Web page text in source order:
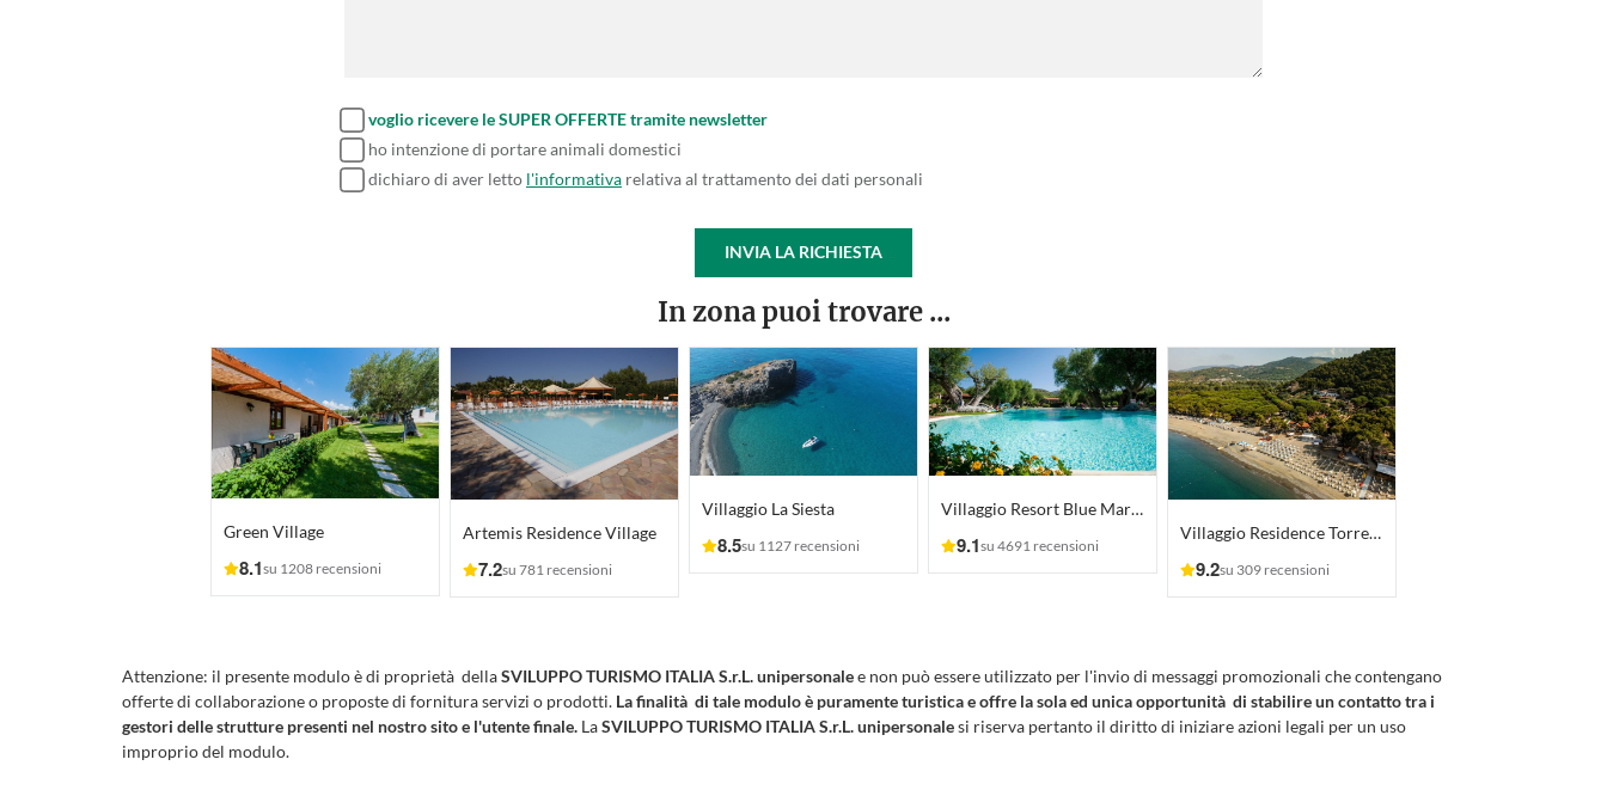
voglio ricevere le SUPER OFFERTE tramite newsletter
ho intenzione di portare animali domestici
dichiaro di aver letto l'informativa relativa al trattamento dei dati personali
INVIA LA RICHIESTA
In zona puoi trovare ...
Green Village
8.1su 1208 recensioni
Artemis Residence Village
7.2su 781 recensioni
Villaggio La Siesta
8.5su 1127 recensioni
Villaggio Resort Blue Marine
9.1su 4691 recensioni
Villaggio Residence Torre Saracena
9.2su 309 recensioni
Attenzione: il presente modulo è di proprietà dellaSVILUPPO TURISMO ITALIA S.r.L. unipersonalee non può essere utilizzato per l'invio di messaggi promozionali che contengano
offerte di collaborazione o proposte di fornitura servizi o prodotti. La finalità di tale modulo è puramente turistica e offre la sola ed unica opportunità di stabilire un contatto tra i
gestori delle strutture presenti nel nostro sito e l'utente finale. LaSVILUPPO TURISMO ITALIA S.r.L. unipersonalesi riserva pertanto il diritto di iniziare azioni legali per un uso
improprio del modulo.